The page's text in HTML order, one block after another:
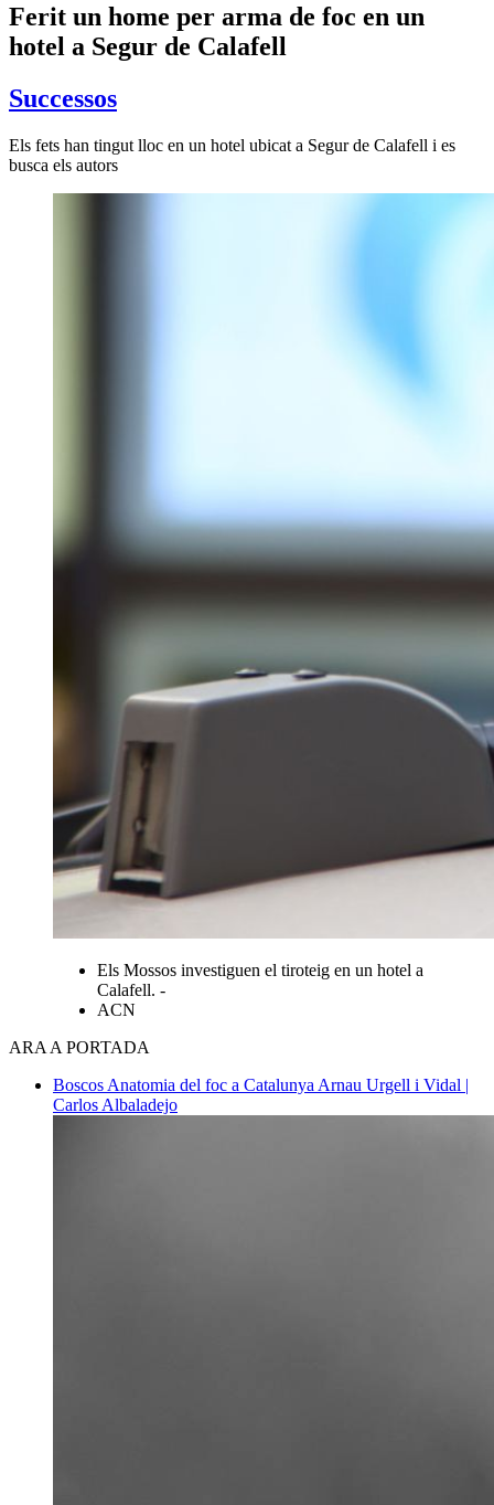
Ferit un home per arma de foc en un
hotel a Segur de Calafell
Successos
Els fets han tingut lloc en un hotel ubicat a Segur de Calafell i es
busca els autors
Els Mossos investiguen el tiroteig en un hotel a
Calafell. -
ACN
ARA A PORTADA
Boscos Anatomia del foc a Catalunya Arnau Urgell i Vidal |
Carlos Albaladejo